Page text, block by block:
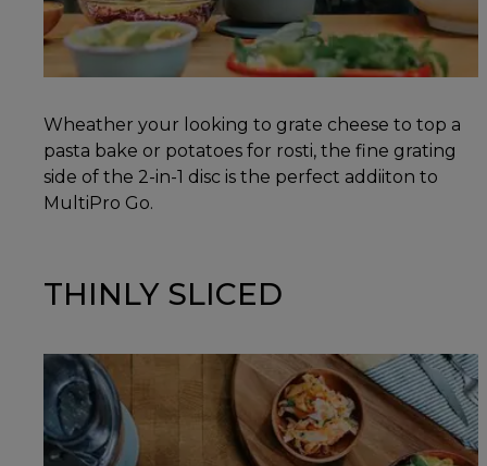
Wheather your looking to grate cheese to top a
pasta bake or potatoes for rosti, the fine grating
side of the 2-in-1 disc is the perfect addiiton to
MultiPro Go.
THINLY SLICED